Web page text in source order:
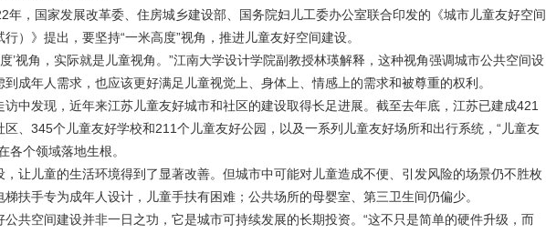
年，国家发展改革委、住房城乡建设部、国务院妇儿工委办公室联合印发的《城市儿童友好空间
）》提出，要坚持“一米高度”视角，推进儿童友好空间建设。
度’视角，实际就是儿童视角。”江南大学设计学院副教授林瑛解释，这种视角强调城市公共空间设
到成年人需求，也应该更好满足儿童视觉上、身体上、情感上的需求和被尊重的权利。
访中发现，近年来江苏儿童友好城市和社区的建设取得长足进展。截至去年底，江苏已建成421
区、345个儿童友好学校和211个儿童友好公园，以及一系列儿童友好场所和出行系统，“儿童友
各个领域落地生根。
，让儿童的生活环境得到了显著改善。但城市中可能对儿童造成不便、引发风险的场景仍不胜枚
梯扶手专为成年人设计，儿童手扶有困难；公共场所的母婴室、第三卫生间仍偏少。
公共空间建设并非一日之功，它是城市可持续发展的长期投资。“这不只是简单的硬件升级，而